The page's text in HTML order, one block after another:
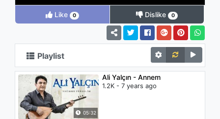
Like 0 Dislike 0
Playlist
05:32
Ali Yalçın - Annem
1.2K - 7 years ago